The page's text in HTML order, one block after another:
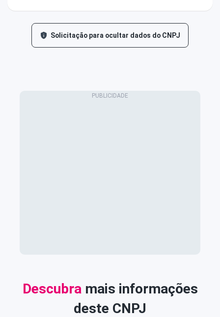
Solicitação para ocultar dados do CNPJ
Descubra mais informações
deste CNPJ